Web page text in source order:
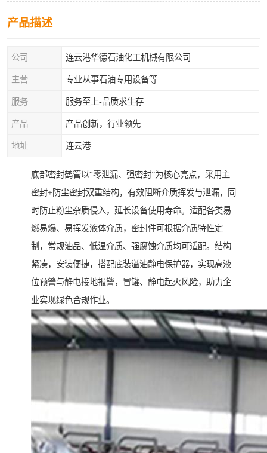
产品描述
公司 连云港华德石油化工机械有限公司
主营 专业从事石油专用设备等
服务 服务至上-品质求生存
产品 产品创新，行业领先
地址 连云港
底部密封鹤管以“零泄漏、强密封”为核心亮点，采用主
密封+防尘密封双重结构，有效阻断介质挥发与泄漏，同
时防止粉尘杂质侵入，延长设备使用寿命。适配各类易
燃易爆、易挥发液体介质，密封件可根据介质特性定
制，常规油品、低温介质、强腐蚀介质均可适配。结构
紧凑，安装便捷，搭配底装溢油静电保护器，实现高液
位预警与静电接地报警，冒罐、静电起火风险，助力企
业实现绿色合规作业。